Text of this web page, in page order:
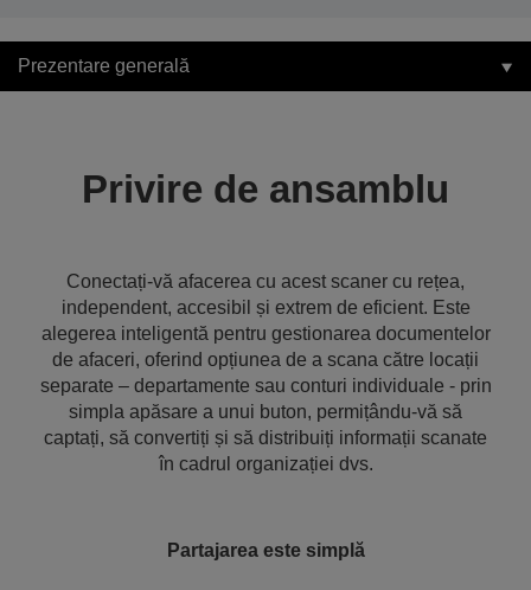
Prezentare generală
Privire de ansamblu
Conectați-vă afacerea cu acest scaner cu rețea,
independent, accesibil și extrem de eficient. Este
alegerea inteligentă pentru gestionarea documentelor
de afaceri, oferind opțiunea de a scana către locații
separate – departamente sau conturi individuale - prin
simpla apăsare a unui buton, permițându-vă să
captați, să convertiți și să distribuiți informații scanate
în cadrul organizației dvs.
Partajarea este simplă